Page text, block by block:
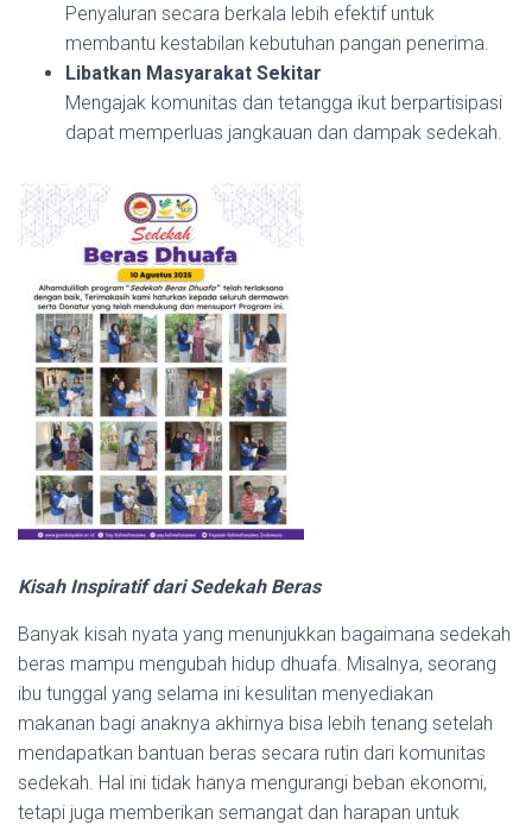
Penyaluran secara berkala lebih efektif untuk
membantu kestabilan kebutuhan pangan penerima.
Libatkan Masyarakat Sekitar
Mengajak komunitas dan tetangga ikut berpartisipasi
dapat memperluas jangkauan dan dampak sedekah.
Kisah Inspiratif dari Sedekah Beras
Banyak kisah nyata yang menunjukkan bagaimana sedekah
beras mampu mengubah hidup dhuafa. Misalnya, seorang
ibu tunggal yang selama ini kesulitan menyediakan
makanan bagi anaknya akhirnya bisa lebih tenang setelah
mendapatkan bantuan beras secara rutin dari komunitas
sedekah. Hal ini tidak hanya mengurangi beban ekonomi,
tetapi juga memberikan semangat dan harapan untuk